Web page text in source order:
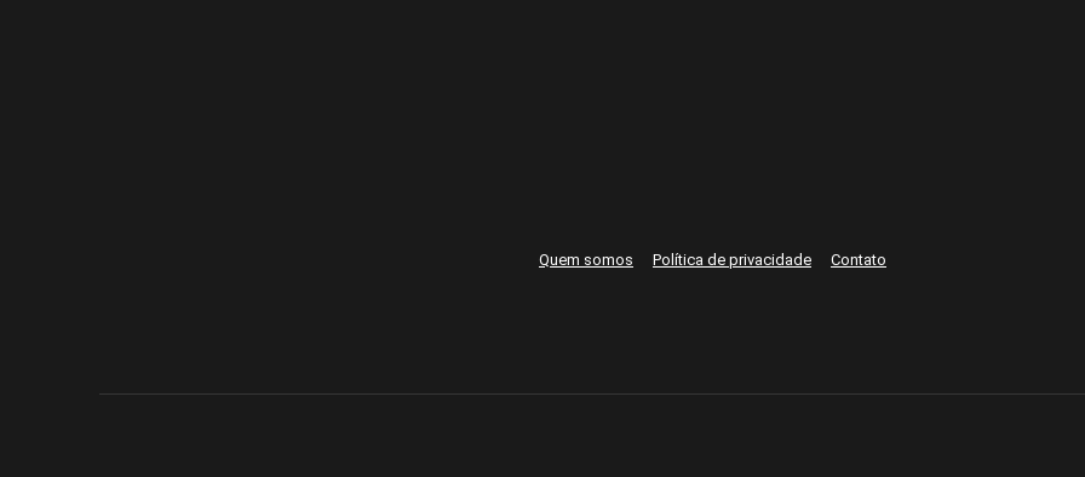
Quem somos Política de privacidade Contato